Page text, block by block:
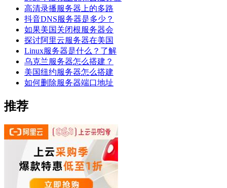
高清录播服务器上的多路
抖音DNS服务器是多少？
如果美国关闭根服务器会
探讨阿里云服务器在美国
Linux服务器是什么？了解
乌克兰服务器怎么搭建？
美国纽约服务器怎么搭建
如何删除服务器端口地址
推荐